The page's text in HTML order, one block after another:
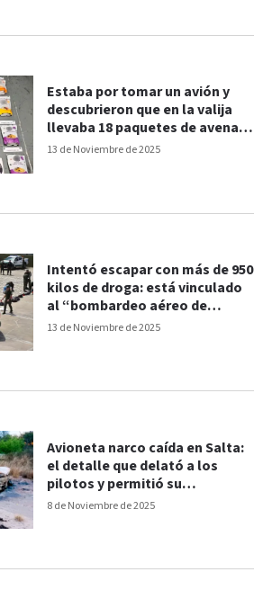
13 de Noviembre de 2025
Estaba por tomar un avión y
descubrieron que en la valija
llevaba 18 paquetes de avena
cargados de cocaína
13 de Noviembre de 2025
Intentó escapar con más de 950
kilos de droga: está vinculado
al “bombardeo aéreo de
cocaína”
8 de Noviembre de 2025
Avioneta narco caída en Salta:
el detalle que delató a los
pilotos y permitió su
detención